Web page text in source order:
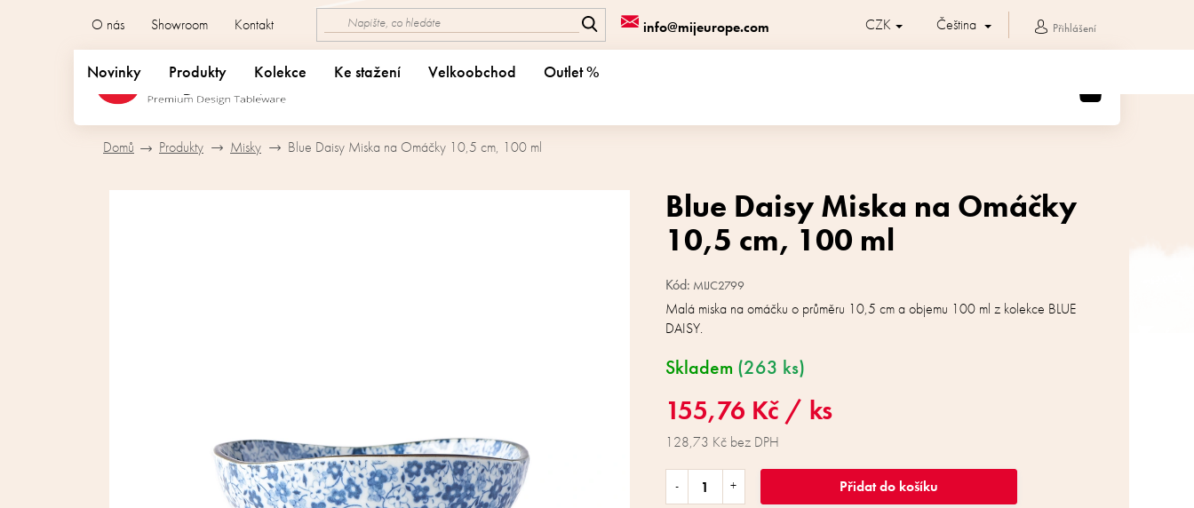
info@mijeurope.com
O nás Showroom Kontakt CZK Čeština Přihlášení
NÁKUPNÍ
KOŠÍK
Novinky Produkty Kolekce Ke stažení Velkoobchod Outlet %
Domů Produkty Misky Blue Daisy Miska na Omáčky 10,5 cm, 100 ml
155,76 Kč / ks
128,73 Kč bez DPH
Skladem (263 ks)
Přidat do košíku
Malá miska na omáčku o průměru 10,5 cm a objemu 100 ml z kolekce BLUE
DAISY.
Blue Daisy Miska na Omáčky
10,5 cm, 100 ml
Kód: MIJC2799